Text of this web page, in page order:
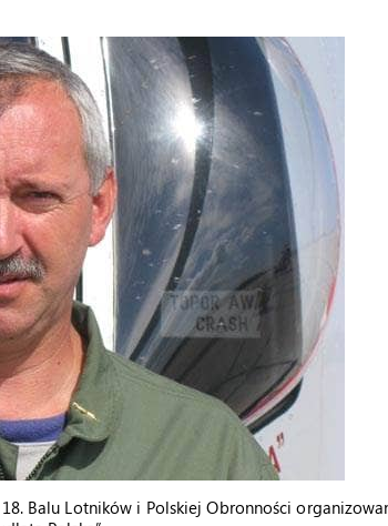
Balu Lotników i Polskiej Obronności